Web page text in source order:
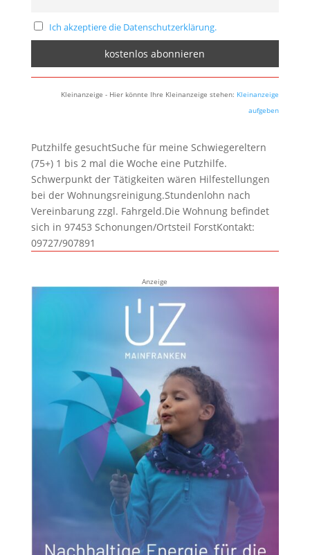
Ich akzeptiere die Datenschutzerklärung.
Kleinanzeige - Hier könnte Ihre Kleinanzeige stehen: Kleinanzeige
aufgeben
Putzhilfe gesuchtSuche für meine Schwiegereltern
(75+) 1 bis 2 mal die Woche eine Putzhilfe.
Schwerpunkt der Tätigkeiten wären Hilfestellungen
bei der Wohnungsreinigung.Stundenlohn nach
Vereinbarung zzgl. Fahrgeld.Die Wohnung befindet
sich in 97453 Schonungen/Ortsteil ForstKontakt:
09727/907891
Anzeige